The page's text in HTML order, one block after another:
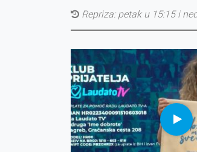
Repriza: petak u 15:15 i